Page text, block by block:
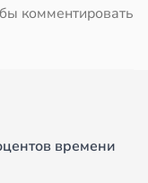
комментировать
времени